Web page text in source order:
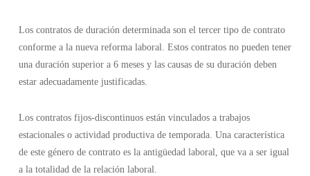
Los contratos de duración determinada son el tercer tipo de contrato
conforme a la nueva reforma laboral. Estos contratos no pueden tener
una duración superior a 6 meses y las causas de su duración deben
estar adecuadamente justificadas.
Los contratos fijos-discontinuos están vinculados a trabajos
estacionales o actividad productiva de temporada. Una característica
de este género de contrato es la antigüedad laboral, que va a ser igual
a la totalidad de la relación laboral.